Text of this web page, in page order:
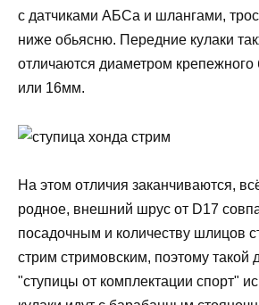
с датчиками АБСа и шлангами,
ниже обьясню. Передние кулаки
отличаются диаметром крепежного
или 16мм.
На этом отличия заканчиваются,
родное, внешний шрус от D17
посадочным и количеству шлицов
стрим стримовским, поэтому такой
"ступицы от комплектации спорт"